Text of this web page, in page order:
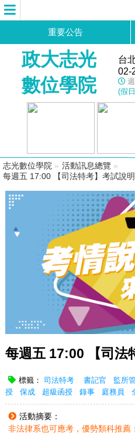
重要公告
政大志光
數位學院
台
02-
(假
志光數位學院 » 活動訊息總覽 »
每週五 17:00 【司法特考】考試說
每週五 17:00 【司法
標籤： 司法特考 書記官 監所
授
保成 超級函授 錄事 庭務員
活動摘要：
非法律系也可應考，優勢類科推薦